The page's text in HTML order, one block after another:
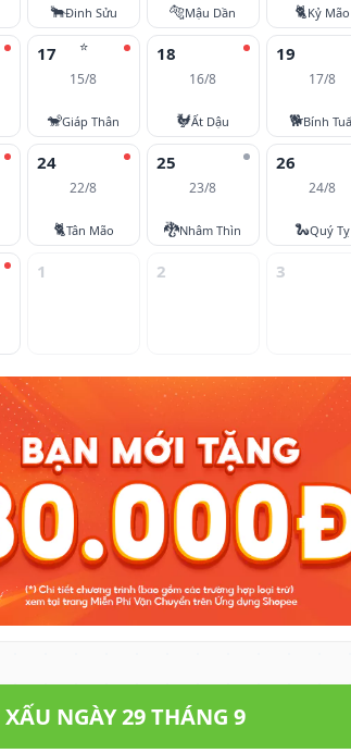
🐂Đinh Sửu 🐅Mậu Dần 🐈Kỷ Mão
⭐
17
15/8
🐒Giáp Thân
18
16/8
🐓Ất Dậu
19
17/8
🐕Bính
24
22/8
🐈Tân Mão
25
23/8
🐉Nhâm Thìn
26
24/8
🐍Quý Tỵ
1 2 3
NGÀY 29 THÁNG 9